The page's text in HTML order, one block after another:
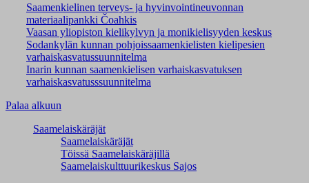
Saamenkielinen terveys- ja hyvinvointineuvonnan
materiaalipankki Čoahkis
Vaasan yliopiston kielikylvyn ja monikielisyyden keskus
Sodankylän kunnan pohjoissaamenkielisten kielipesien
varhaiskasvatussuunnitelma
Inarin kunnan saamenkielisen varhaiskasvatuksen
varhaiskasvatusssuunnitelma
Palaa alkuun
Saamelaiskäräjät
Saamelaiskäräjät
Töissä Saamelaiskäräjillä
Saamelaiskulttuuri­keskus Sajos